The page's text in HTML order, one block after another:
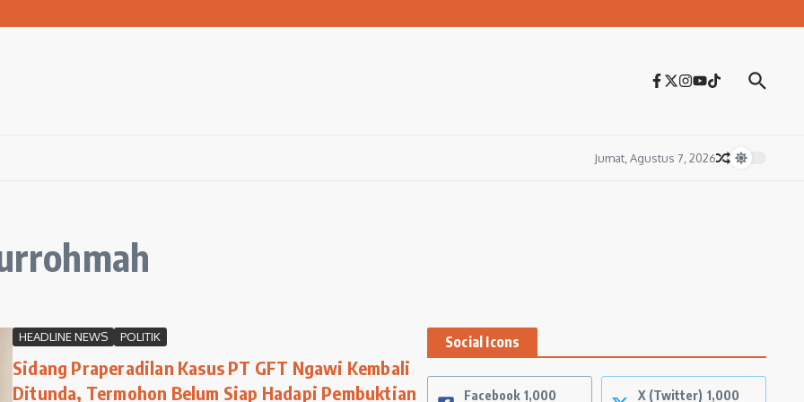
Ngawi Gelar Seminar Golden Parenting
Jumat, Agustus 7, 2026
HEADLINE NEWS POLITIK
Sidang Praperadilan Kasus PT GFT Ngawi Kembali
Ditunda, Termohon Belum Siap Hadapi Pembuktian
Social Icons
Facebook 1,000
X (Twitter) 1,000